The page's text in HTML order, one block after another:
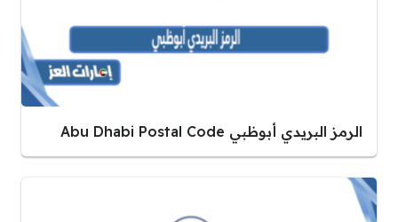
الرمز البريدي أبوظبي Abu Dhabi Postal Code